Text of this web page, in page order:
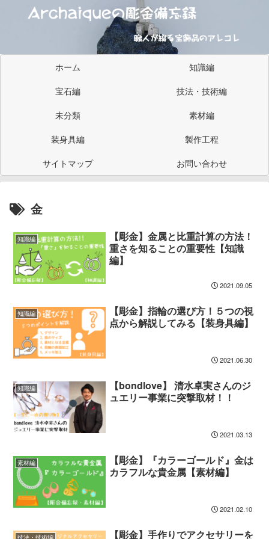
ホーム
知識編
宝石編
技法・技術編
未分類
素材編
装身具編
製作工程
サイトマップ
お問い合わせ
金
知識編
【彫金】金属と比重計算の方法！
重さを知ることの重要性【知識
編】
2021.09.05
知識編
【彫金】指輪の選び方！５つの視
点から解説してみる【装身具編】
2021.06.30
知識編
【bondlove】 清水卓実さんのジ
ュエリー事業に突撃取材！！
2021.03.13
素材編
【彫金】『カラーゴールド』金は
カラフルな貴金属【素材編】
2021.02.10
【彫金】手作りでアクセサリーを